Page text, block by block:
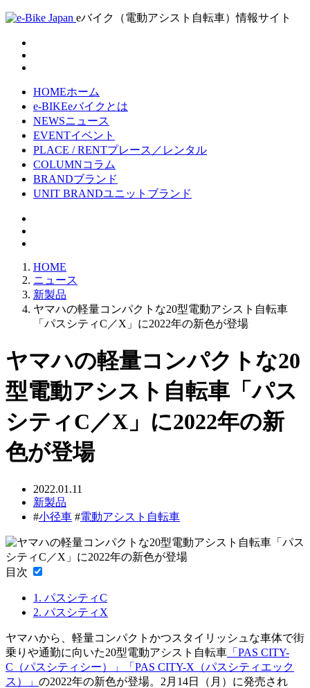
eバイク（電動アシスト自転車）情報サイト
HOMEホーム
e-BIKEeバイクとは
NEWSニュース
EVENTイベント
PLACE / RENTプレース／レンタル
COLUMNコラム
BRANDブランド
UNIT BRANDユニットブランド
HOME
ニュース
新製品
ヤマハの軽量コンパクトな20型電動アシスト自転車
「パスシティC／X」に2022年の新色が登場
ヤマハの軽量コンパクトな20
型電動アシスト自転車「パス
シティC／X」に2022年の新
色が登場
2022.01.11
新製品
#小径車 #電動アシスト自転車
目次
1. パスシティC
2. パスシティX
ヤマハから、軽量コンパクトかつスタイリッシュな車体で街
乗りや通勤に向いた20型電動アシスト自転車 「PAS CITY-
C（パスシティシー）」「PAS CITY-X（パスシティエック
ス）」 の2022年の新色が登場。2月14日（月）に発売され